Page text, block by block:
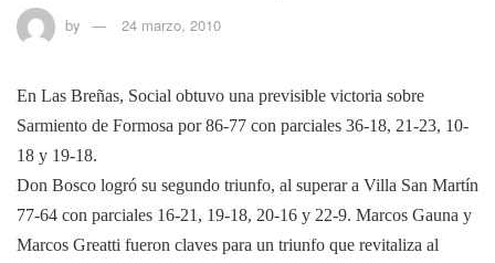
by 24 marzo, 2010
En Las Breñas, Social obtuvo una previsible victoria sobre
Sarmiento de Formosa por 86-77 con parciales 36-18, 21-23, 10-
18 y 19-18.
Don Bosco logró su segundo triunfo, al superar a Villa San Martín
77-64 con parciales 16-21, 19-18, 20-16 y 22-9. Marcos Gauna y
Marcos Greatti fueron claves para un triunfo que revitaliza al